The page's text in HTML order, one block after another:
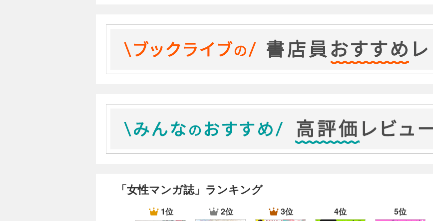
コミック百合姫 2017年9月号[雑誌]
コミック百合姫 2017年11月号[雑誌]
コミック百合姫 2017年12月号[雑誌]
コミック百合姫 2018年3月号[雑誌]
コミック百合姫 2018年4月号[雑誌]
「女性マンガ誌」ランキング
1位 2位 3位 4位 5位